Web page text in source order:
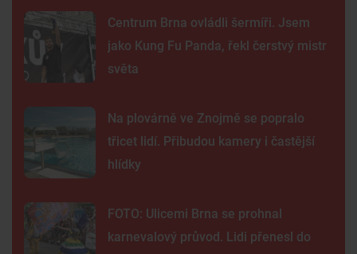
Centrum Brna ovládli šermíři. Jsem
jako Kung Fu Panda, řekl čerstvý mistr
světa
Na plovárně ve Znojmě se popralo
třicet lidí. Přibudou kamery i častější
hlídky
FOTO: Ulicemi Brna se prohnal
karnevalový průvod. Lidi přenesl do